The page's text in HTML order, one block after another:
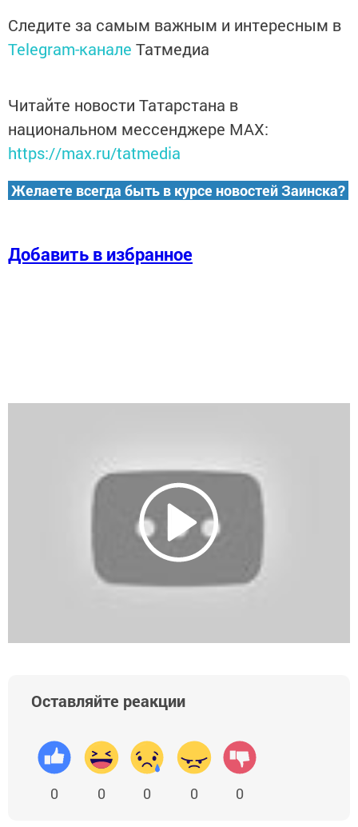
Следите за самым важным и интересным в
Telegram-канале Татмедиа
Читайте новости Татарстана в
национальном мессенджере MАХ:
https://max.ru/tatmedia
Желаете всегда быть в курсе новостей Заинска?
Добавить в избранное
Оставляйте реакции
0 0 0 0 0